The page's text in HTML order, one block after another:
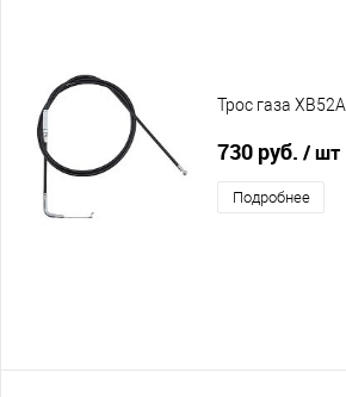
Трос газа XB52A
730 руб. / шт
Подробнее